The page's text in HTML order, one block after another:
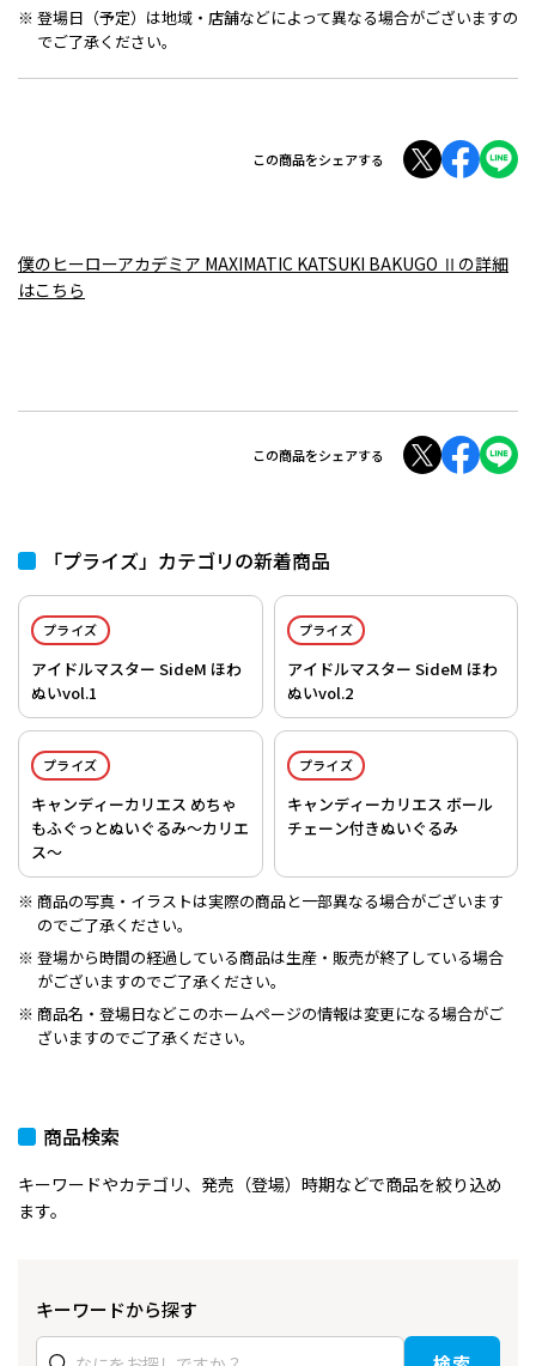
登場日（予定）は地域・店舗などによって異なる場合がございますの
でご了承ください。
この商品をシェアする
僕のヒーローアカデミア MAXIMATIC KATSUKI BAKUGO Ⅱの詳細
はこちら
この商品をシェアする
「プライズ」カテゴリの新着商品
プライズ
アイドルマスター SideM ほわ
ぬいvol.1
プライズ
アイドルマスター SideM ほわ
ぬいvol.2
プライズ
キャンディーカリエス めちゃ
もふぐっとぬいぐるみ～カリエ
ス～
プライズ
キャンディーカリエス ボール
チェーン付きぬいぐるみ
商品の写真・イラストは実際の商品と一部異なる場合がございます
のでご了承ください。
登場から時間の経過している商品は生産・販売が終了している場合
がございますのでご了承ください。
商品名・登場日などこのホームページの情報は変更になる場合がご
ざいますのでご了承ください。
商品検索
キーワードやカテゴリ、発売（登場）時期などで商品を絞り込め
ます。
キーワードから探す